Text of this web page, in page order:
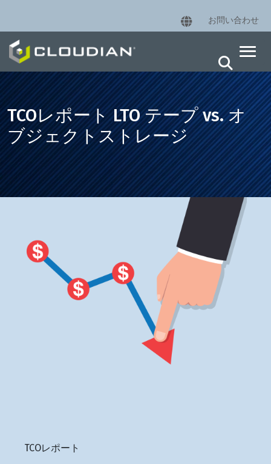
お問い合わせ
TCOレポート LTO テープ vs. オ
ブジェクトストレージ
TCOレポート